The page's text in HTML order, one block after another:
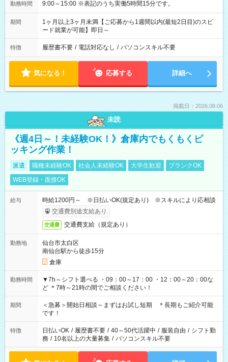
勤務時間 9:00～15:00 ※表記のうち実働5時間15分です。
期間
1ヶ月以上3ヶ月未満【ご応募から1週間以内(最短2日目)のスピ
ード就業が可能】即日～
特徴 履歴書不要 / 電話対応なし / パソコンスキル不要
気になる！ 応募する 詳細へ
掲載日：2026.08.06
未読
《週4日～！未経験OK！》倉庫内でもくもくピ
ッキング作業！
派遣 職種未経験OK 社会人未経験OK 大学生歓迎
ブランクOK
WEB登録・面接OK
給与
時給1200円～ ※日払いOK(規定あり) ※スキルにより応相談
交通費別途支給あり
交通費 交通費支給（規定あり）
勤務地
仙台市太白区
南仙台駅から徒歩15分
倉庫
勤務時間
▼7h～シフト選べる ・09：00～17：00 ・12：00～20：00な
ど ＊7時～21時の間でご相談ください！
期間
＜急募＞開始日相談～まずはお試し短期 ＊長期もご紹介可能
です！
特徴 日払いOK / 履歴書不要 / 40～50代活躍中 / 服装自由 / シフト勤
務 / 10名以上の大量募集 / パソコンスキル不要